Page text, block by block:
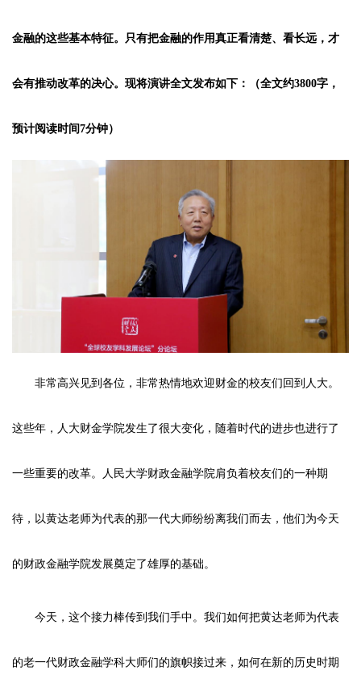
金融的这些基本特征。只有把金融的作用真正看清楚、看长远，才
会有推动改革的决心。现将演讲全文发布如下：（全文约3800字，
预计阅读时间7分钟）
非常高兴见到各位，非常热情地欢迎财金的校友们回到人大。
这些年，人大财金学院发生了很大变化，随着时代的进步也进行了
一些重要的改革。人民大学财政金融学院肩负着校友们的一种期
待，以黄达老师为代表的那一代大师纷纷离我们而去，他们为今天
的财政金融学院发展奠定了雄厚的基础。
今天，这个接力棒传到我们手中。我们如何把黄达老师为代表
的老一代财政金融学科大师们的旗帜接过来，如何在新的历史时期